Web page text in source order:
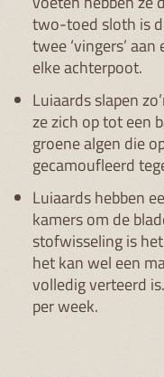
two-toed sloth is
twee ‘vingers’
elke achterpoot.
Luiaards slapen
ze zich op tot een
groene algen die
gecamoufleerd
Luiaards hebben
kamers om de
stofwisseling is
het kan wel een
volledig verteerd
per week.